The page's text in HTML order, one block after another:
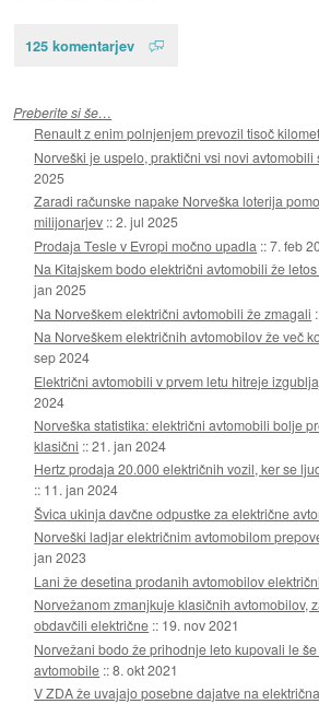
125 komentarjev
Preberite si še…
Renault z enim polnjenjem prevozil tisoč
Norveški je uspelo, praktični vsi novi avtomobili
2025
Zaradi računske napake Norveška loterija
milijonarjev ::2. jul 2025
Prodaja Tesle v Evropi močno upadla ::7. feb
Na Kitajskem bodo električni avtomobili že
jan 2025
Na Norveškem električni avtomobili že zmagali
Na Norveškem električnih avtomobilov že več
sep 2024
Električni avtomobili v prvem letu hitreje
2024
Norveška statistika: električni avtomobili bolje
klasični ::21. jan 2024
Hertz prodaja 20.000 električnih vozil, ker se
:: 11. jan 2024
Švica ukinja davčne odpustke za električne
Norveški ladjar električnim avtomobilom
jan 2023
Lani že desetina prodanih avtomobilov
Norvežanom zmanjkuje klasičnih avtomobilov,
obdavčili električne :: 19. nov 2021
Norvežani bodo že prihodnje leto kupovali le
avtomobile ::8. okt 2021
V ZDA že uvajajo posebne dajatve na